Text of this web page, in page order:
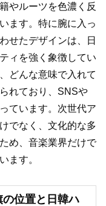
やルーツを色濃く反
ます。特に腕に入っ
せたデザインは、日
ィを強く象徴してい
どんな意味で入れて
れており、SNSや
ています。次世代ア
でなく、文化的な多
め、音楽業界だけで
ます。
位置と日韓ハ